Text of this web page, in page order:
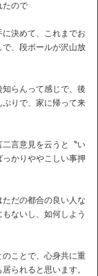
たので
決めて、これまでお
、段ボールが沢山放
らんって感じで、後
りで、家に帰って来
言意見を云うと〝い
かりややこしい事押
だの都合の良い人な
ないし、如何しよう
ことで、心身共に重
られると思います。